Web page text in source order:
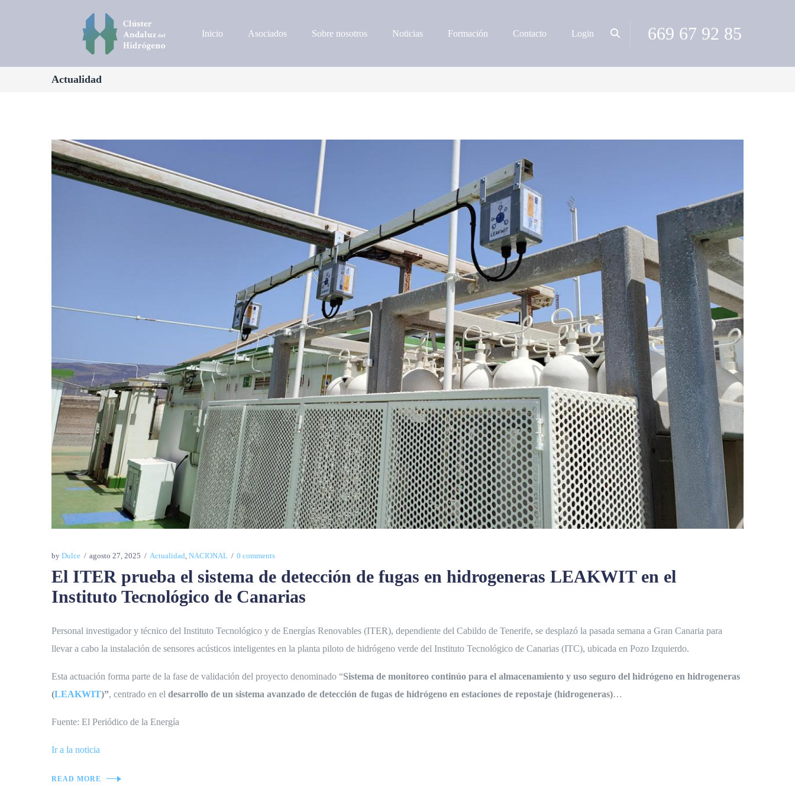
Inicio Asociados Sobre nosotros Noticias Formación Contacto Login 669 67 92 85
Actualidad
by Dulce agosto 27, 2025 Actualidad, NACIONAL 0 comments
El ITER prueba el sistema de detección de fugas en hidrogeneras LEAKWIT en el
Instituto Tecnológico de Canarias
Personal investigador y técnico del Instituto Tecnológico y de Energías Renovables (ITER), dependiente del Cabildo de Tenerife, se desplazó la pasada semana a Gran Canaria para
llevar a cabo la instalación de sensores acústicos inteligentes en la planta piloto de hidrógeno verde del Instituto Tecnológico de Canarias (ITC), ubicada en Pozo Izquierdo.
Esta actuación forma parte de la fase de validación del proyecto denominado “Sistema de monitoreo continúo para el almacenamiento y uso seguro del hidrógeno en hidrogeneras
(LEAKWIT)”, centrado en el desarrollo de un sistema avanzado de detección de fugas de hidrógeno en estaciones de repostaje (hidrogeneras)…
Fuente: El Periódico de la Energía
Ir a la noticia
READ MORE